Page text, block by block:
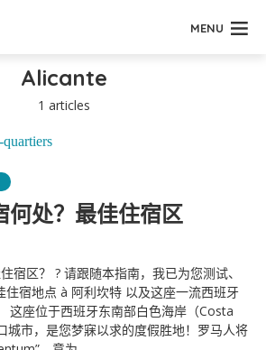
MENU
Alicante
1 articles
何处？最佳住宿区
宿区？ ? 请跟随本指南，我已为您测试、
住宿地点 à 阿利坎特 以及这座一流西班牙
这座位于西班牙东南部白色海岸（Costa
城市，是您梦寐以求的度假胜地！罗马人将